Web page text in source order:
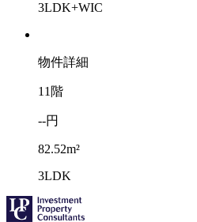
3LDK+WIC
物件詳細
11階
--円
82.52m²
3LDK